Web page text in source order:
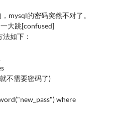
mysql的密码突然不对了。
大跳[confused]
如下：
不需要密码了)
where